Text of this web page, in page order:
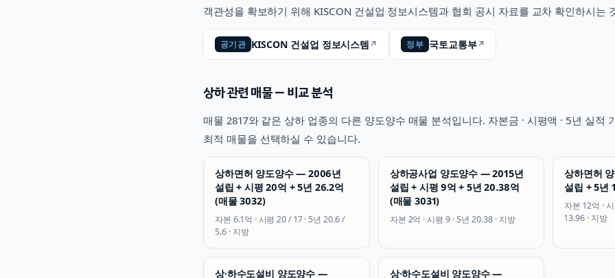
객관성을 확보하기 위해 KISCON 건설업 정보시스템과 협회 공시 자료를 교차 확인하시는
공기관 KISCON 건설업 정보시스템↗ 정부 국토교통부↗
상하관련 매물 — 비교 분석
매물 2817와 같은상하 업종의 다른 양도양수 매물 분석입니다. 자본금 · 시평액 · 5년 실적
최적 매물을 선택하실 수 있습니다.
상하면허 양도양수 — 2006년
설립 + 시평 20억 + 5년 26.2억
(매물 3032)
자본 6.1억 · 시평20 / 17 · 5년 20.6 /
5.6· 지방
상하공사업 양도양수 — 2015년
설립 + 시평 9억 + 5년 20.38억
(매물 3031)
자본 2억 · 시평9 · 5년20.38· 지방
상하면허
설립 + 5년
자본12억 ·
13.96· 지방
상·하수도설비 양도양수 — 상·하수도설비 양도양수 —